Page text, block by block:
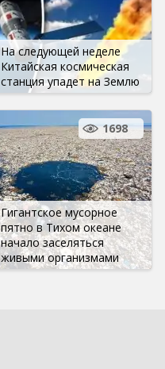
На следующей неделе
Китайская космическая
станция упадет на Землю
Гигантское мусорное
пятно в Тихом океане
начало заселяться
живыми организмами
1698